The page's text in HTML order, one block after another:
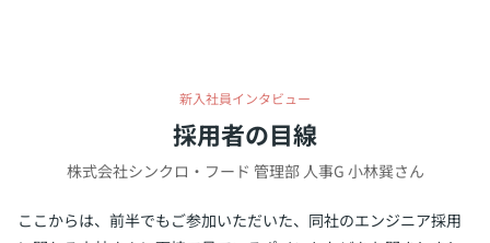
新入社員インタビュー
採用者の目線
株式会社シンクロ・フード 管理部 人事G 小林巽さん
ここからは、前半でもご参加いただいた、同社のエンジニア採用